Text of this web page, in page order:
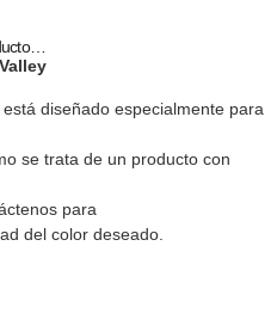
diseñado especialmente para
se trata de un producto con
para
del color deseado.